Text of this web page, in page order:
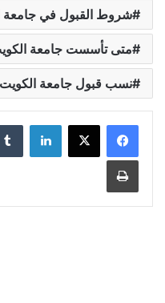
شروط القبول في جامعة
متى تأسست جامعة
نسب قبول جامعة الكويت
لينكدإن